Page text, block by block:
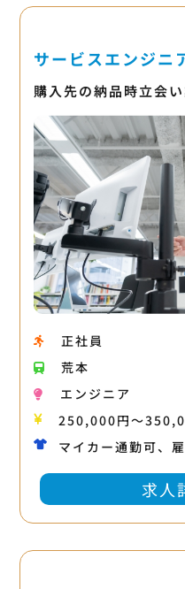
サービスエンジニ
購入先の納品時立会
正社員
荒本
エンジニア
250,000円〜
マイカー通勤可、
求人